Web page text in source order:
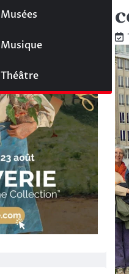
Musées
Musique
Théâtre